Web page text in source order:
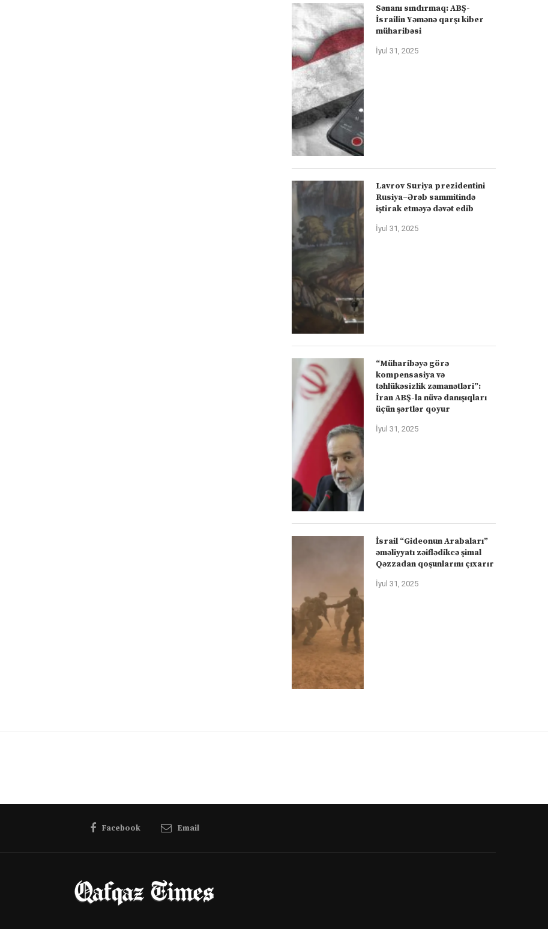
Sənanı sındırmaq: ABŞ-
İsrailin Yəmənə qarşı kiber
müharibəsi
İyul 31, 2025
Lavrov Suriya prezidentini
Rusiya–Ərəb sammitində
iştirak etməyə dəvət edib
İyul 31, 2025
“Müharibəyə görə
kompensasiya və
təhlükəsizlik zəmanətləri”:
İran ABŞ-la nüvə danışıqları
üçün şərtlər qoyur
İyul 31, 2025
İsrail “Gideonun Arabaları”
əməliyyatı zəiflədikcə şimal
Qəzzadan qoşunlarını çıxarır
İyul 31, 2025
Facebook Email